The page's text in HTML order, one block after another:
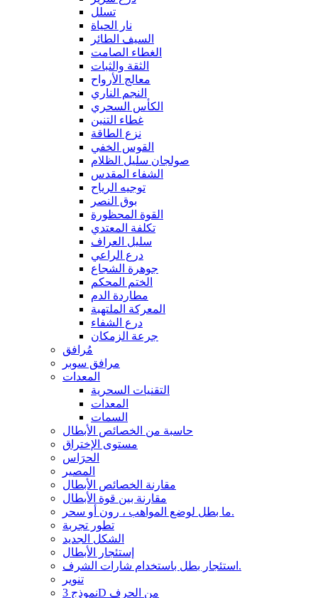
تسلل
نار الحياة
السيف الطائر
الغطاء الصامت
الثقة والثبات
معالج الأرواح
النجم الناري
الكأس السحري
غطاء التنين
نزع الطاقة
القوس الخفي
صولجان سليل الظلام
الشفاء المقدس
توجيه الرياح
بوق النصر
القوة المحظورة
تكلفة المعتدي
سليل العراف
درع الراعي
جوهرة الشجاع
الختم المحكم
مطاردة الدم
المعركة الملتهبة
درع الشفاء
جرعة الزمكان
مُرافق
مرافق سوبر
المعدات
التقنيات السحرية
المعدات
السمات
حاسبة من الخصائص الأبطال
مستوى الإختراق
الحرَاس
المصير
مقارنة الخصائص الأبطال
مقارنة بين قوة الأبطال
ما بطل لوضع المواهب ، رون أو سحر.
تطور تجربة
الشكل الجديد
إستئجار الأبطال
استئجار بطل باستخدام شارات الشرف.
تنوير
نموذج 3D من الحرف